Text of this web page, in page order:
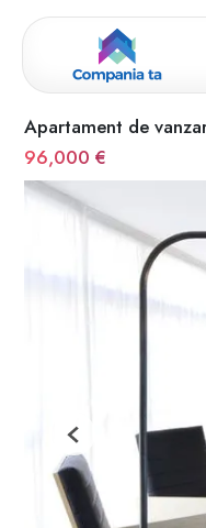
Apartament de
96,000 €
Previous